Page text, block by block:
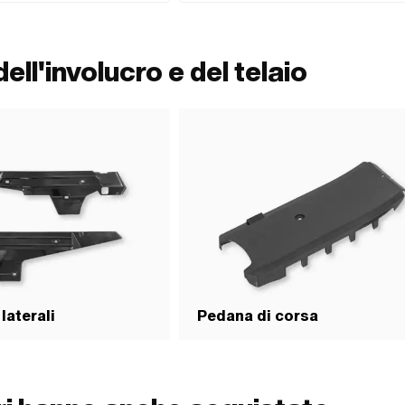
e del telaio
Pedana di corsa